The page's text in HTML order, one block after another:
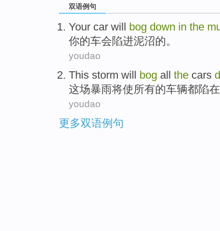
双语例句
Your car will bog down in the
你的车会陷进泥沼的。
youdao
This storm will bog all the cars
这场暴雨将使所有的车辆都陷在
youdao
更多双语例句